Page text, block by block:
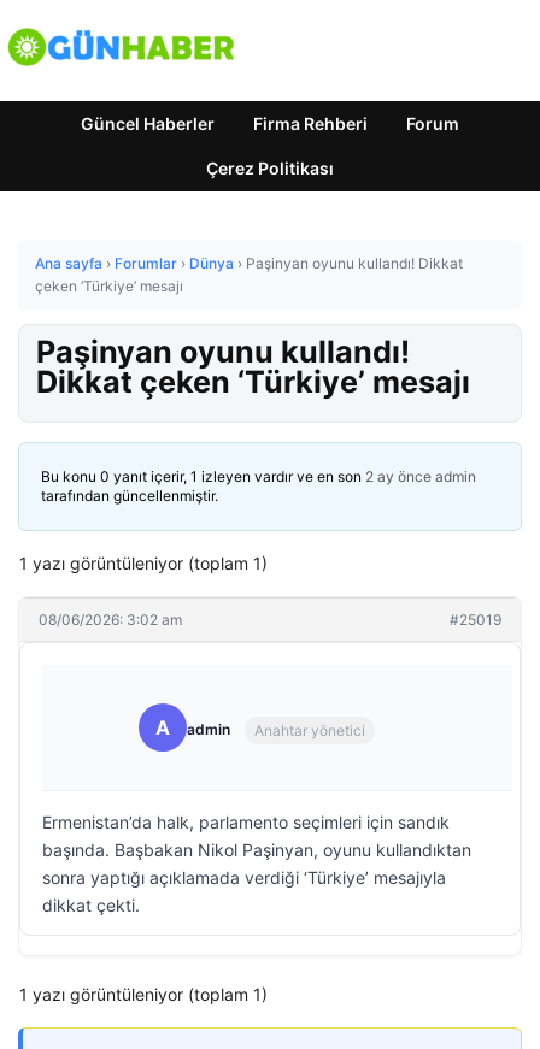
Güncel Haberler Firma Rehberi Forum
Çerez Politikası
Ana sayfa › Forumlar › Dünya › Paşinyan oyunu kullandı! Dikkat
çeken ‘Türkiye’ mesajı
Paşinyan oyunu kullandı!
Dikkat çeken ‘Türkiye’ mesajı
Bu konu 0 yanıt içerir, 1 izleyen vardır ve en son 2 ay önce admin
tarafından güncellenmiştir.
1 yazı görüntüleniyor (toplam 1)
08/06/2026: 3:02 am #25019
A admin Anahtar yönetici
Ermenistan’da halk, parlamento seçimleri için sandık
başında. Başbakan Nikol Paşinyan, oyunu kullandıktan
sonra yaptığı açıklamada verdiği ‘Türkiye’ mesajıyla
dikkat çekti.
1 yazı görüntüleniyor (toplam 1)